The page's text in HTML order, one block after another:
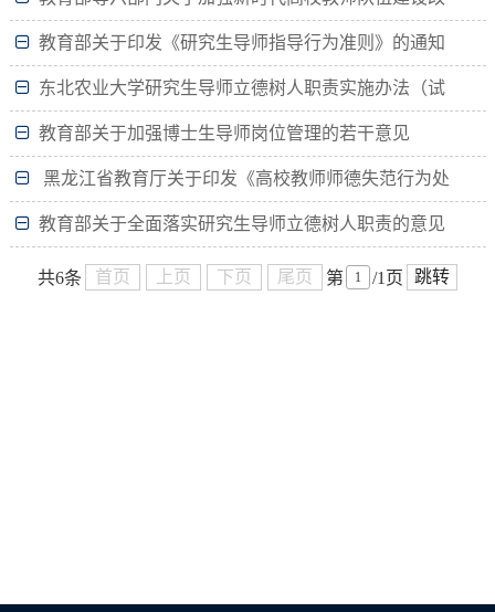
革的指导意见
教育部关于印发《研究生导师指导行为准则》的通知
东北农业大学研究生导师立德树人职责实施办法（试
行）
教育部关于加强博士生导师岗位管理的若干意见
黑龙江省教育厅关于印发《高校教师师德失范行为处
理办法的通知》
教育部关于全面落实研究生导师立德树人职责的意见
共6条 首页 上页 下页 尾页 第 /1页 跳转